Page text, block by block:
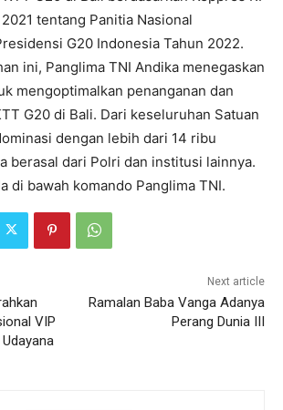
tentang Panitia Nasional
G20 Indonesia Tahun 2022.
ini, Panglima TNI Andika menegaskan
mengoptimalkan penanganan dan
G20 di Bali. Dari keseluruhan Satuan
dengan lebih dari 14 ribu
berasal dari Polri dan institusi lainnya.
di bawah komando Panglima TNI.
VIP
Next article
Ramalan Baba Vanga Adanya
Perang Dunia III